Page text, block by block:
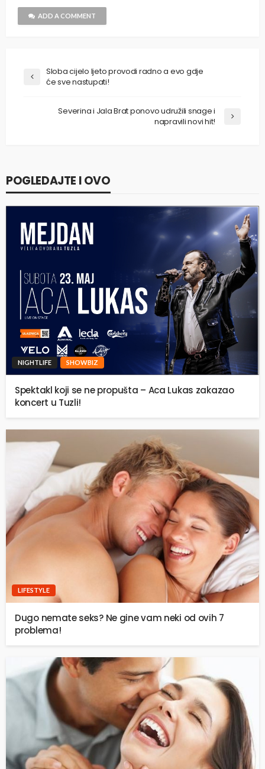
ADD A COMMENT
Sloba cijelo ljeto provodi radno a evo gdje
će sve nastupati!
Severina i Jala Brat ponovo udružili snage i
napravili novi hit!
POGLEDAJTE I OVO
NIGHTLIFE SHOWBIZ
Spektakl koji se ne propušta – Aca Lukas zakazao
koncert u Tuzli!
LIFESTYLE
Dugo nemate seks? Ne gine vam neki od ovih 7
problema!